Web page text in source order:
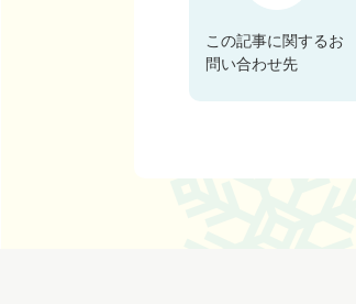
この記事に関するお
問い合わせ先